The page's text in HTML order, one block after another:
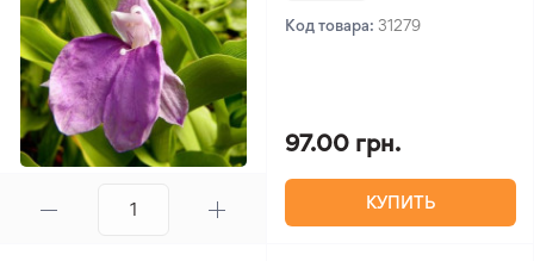
Код товара: 31279
97.00 грн.
КУПИТЬ